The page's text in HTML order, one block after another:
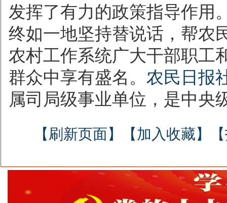
发挥了有力的政策指导作用
终如一地坚持替说话，帮农
农村工作系统广大干部职工
群众中享有盛名。 农民日报
属司局级事业单位 ，是中央
【刷新页面】 【加入收藏】